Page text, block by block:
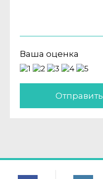
Ваша оценка
Отправить